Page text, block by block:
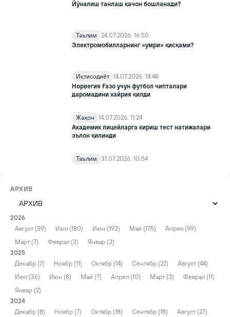
Йўналиш танлаш қачон бошланади?
Таълим
24.07.2026, 16:50
Электромобилларнинг «умри» қисқами?
Иқтисодиёт 14.07.2026, 14:48
Норвегия Ғазо учун футбол чипталари
даромадини хайрия қилди
Жаҳон
14.07.2026, 11:24
Академик лицейларга кириш тест натижалари
эълон қилинди
Таълим 31.07.2026, 10:54
АРХИВ
2026
Август (39)
Июл (180) Июн (193) Май (175)
Апрел (99)
Март (7)
Феврал (3)
Январ (3)
2025
Декабр (7)
Ноябр (11) Октябр (14) Сентябр (22)
Август (44)
Июл (36)
Июн (8) Май (7) Апрел (10) Март (3)
Феврал (11)
Январ (2)
2024
Декабр (8)
Ноябр (7) Октябр (18) Сентябр (18)
Август (27)